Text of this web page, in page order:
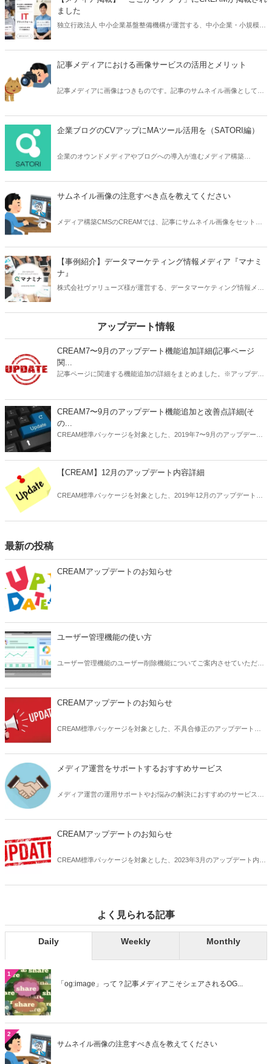
ました
独立行政法人 中小企業基盤整備機構が運営する、中小企業・小規模事
記事メディアにおける画像サービスの活用とメリット
記事メディアに画像はつきものです。記事のサムネイル画像としても
部サービスから画像を検索するAPIの使い方から、画像掲載の効果ま
で紹介します。
企業ブログのCVアップにMAツール活用を（SATORI編）
企業のオウンドメディアやブログへの導入が進むメディア構築
プアップフォームを導入します。
サムネイル画像の注意すべき点を教えてください
メディア構築CMSのCREAMでは、記事にサムネイル画像をセットで
す。
【事例紹介】データマーケティング情報メディア『マナミ
ナ』
株式会社ヴァリューズ様が運営する、データマーケティング情報メデ
アップデート情報
CREAM7〜9月のアップデート機能追加詳細(記事ページ
関...
記事ページに関連する機能追加の詳細をまとめました。※アップデー
CREAM7〜9月のアップデート機能追加と改善点詳細(そ
の...
CREAM標準パッケージを対象とした、2019年7〜9月のアップデート
【CREAM】12月のアップデート内容詳細
CREAM標準パッケージを対象とした、2019年12月のアップデート内
最新の投稿
CREAMアップデートのお知らせ
ユーザー管理機能の使い方
ユーザー管理機能のユーザー削除機能についてご案内させていただき
CREAMアップデートのお知らせ
CREAM標準パッケージを対象とした、不具合修正のアップデート内
メディア運営をサポートするおすすめサービス
メディア運営の運用サポートやお悩みの解決におすすめのサービスサ
CREAMアップデートのお知らせ
CREAM標準パッケージを対象とした、2023年3月のアップデート内容
よく見られる記事
Daily Weekly Monthly
1
「og:image」って？記事メディアこそシェアされるOG...
2
サムネイル画像の注意すべき点を教えてください